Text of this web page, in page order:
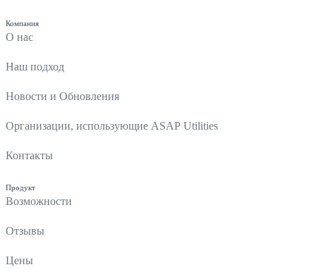
Компания
О нас
Наш подход
Новости и Обновления
Организации, использующие ASAP Utilities
Контакты
Продукт
Возможности
Отзывы
Цены